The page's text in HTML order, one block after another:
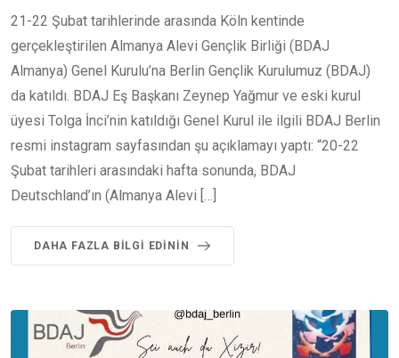
21-22 Şubat tarihlerinde arasında Köln kentinde
gerçekleştirilen Almanya Alevi Gençlik Birliği (BDAJ
Almanya) Genel Kurulu’na Berlin Gençlik Kurulumuz (BDAJ)
da katıldı. BDAJ Eş Başkanı Zeynep Yağmur ve eski kurul
üyesi Tolga İnci’nin katıldığı Genel Kurul ile ilgili BDAJ Berlin
resmi instagram sayfasından şu açıklamayı yaptı: “20-22
Şubat tarihleri arasındaki hafta sonunda, BDAJ
Deutschland’ın (Almanya Alevi […]
DAHA FAZLA BILGI EDININ